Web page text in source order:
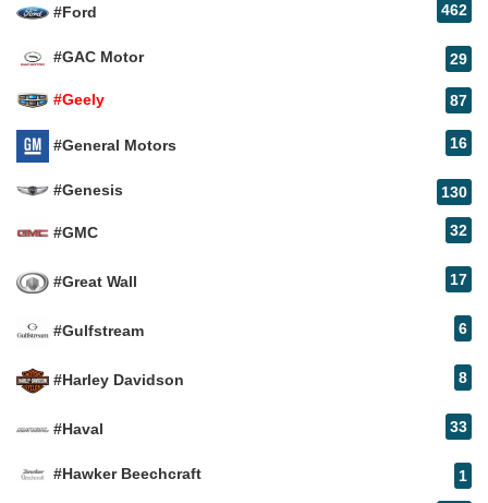
#Ford 462
#GAC Motor 29
#Geely 87
#General Motors 16
#Genesis 130
#GMC 32
#Great Wall 17
#Gulfstream 6
#Harley Davidson 8
#Haval 33
#Hawker Beechcraft 1